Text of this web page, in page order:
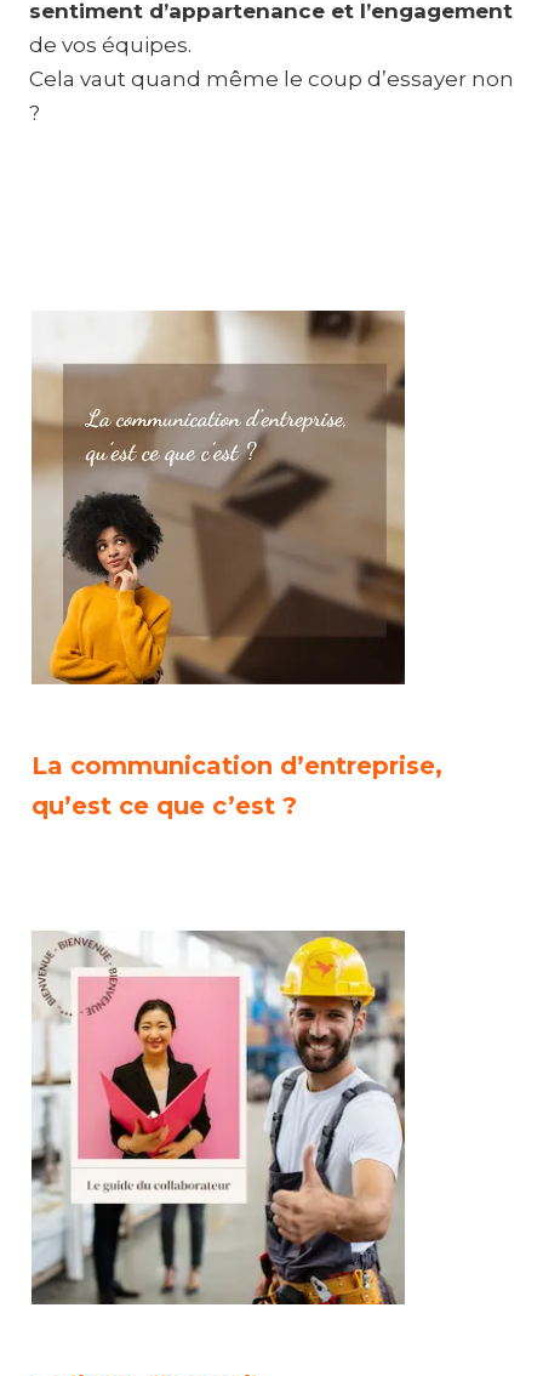
sentiment d’appartenance et l’engagement
de vos équipes.
Cela vaut quand même le coup d’essayer non
?
La communication d’entreprise,
qu’est ce que c’est ?